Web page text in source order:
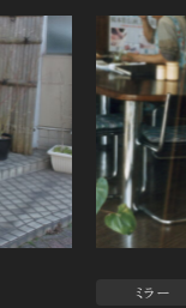
ミラー